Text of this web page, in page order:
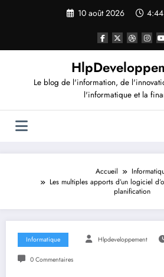
10 août 2026
Le blog de l'information, de
l'informatique et la
Accueil
Les multiples apports d’un logiciel
planification
Informatique Hlpdeveloppement
0 Commentaires